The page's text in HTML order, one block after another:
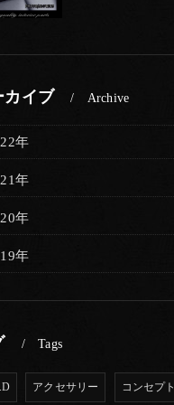
カイブ Archive
年
年
年
年
Tags
アクセサリー コンセプト